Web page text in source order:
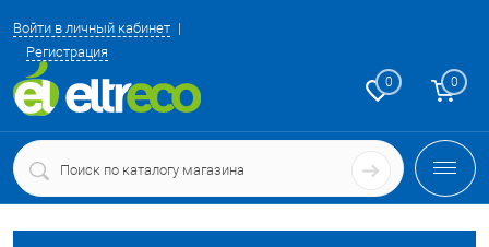
Войти в личный кабинет
Регистрация
0 0